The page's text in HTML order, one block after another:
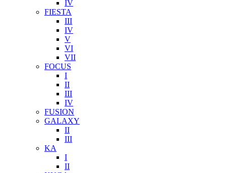
IV
FIESTA
III
IV
V
VI
VII
FOCUS
I
II
III
IV
FUSION
GALAXY
II
III
KA
I
II